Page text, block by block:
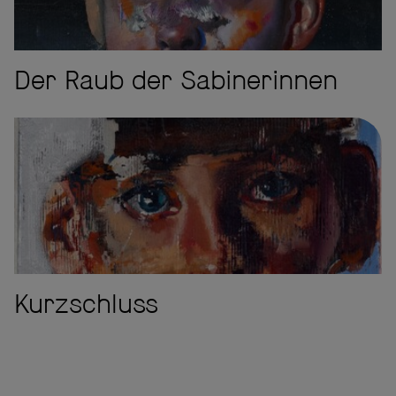
Der Raub der Sabinerinnen
Kurzschluss